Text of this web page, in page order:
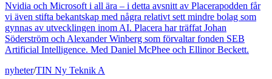
Nvidia och Microsoft i all ära – i detta avsnitt av Placerapodden får
vi även stifta bekantskap med några relativt sett mindre bolag som
gynnas av utvecklingen inom AI. Placera har träffat Johan
Söderström och Alexander Winberg som förvaltar fonden SEB
Artificial Intelligence. Med Daniel McPhee och Ellinor Beckett.
nyheter/TIN Ny Teknik A